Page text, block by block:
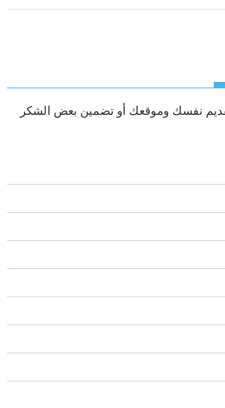
نفسك وموقعك أو تضمين بعض الشكر